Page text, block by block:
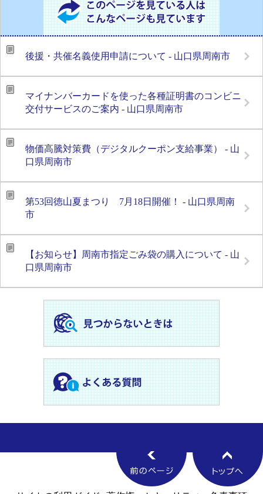
後援・共催名義使用申請について - 山口県周南市
マイナンバーカードを使った各種証明書のコンビニ
交付サービスのご案内 - 山口県周南市
物価高騰対策費（デジタルクーポン支給事業） - 山
口県周南市
第53回徳山夏まつり 7月18日開催！ - 山口県周南
市
【お知らせ】周南市指定ごみ袋の購入について - 山
口県周南市